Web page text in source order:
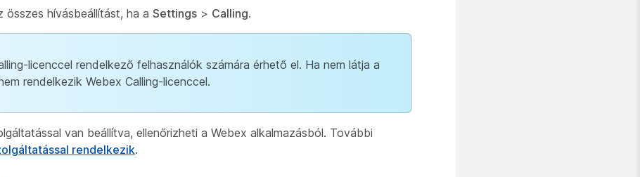
hívásbeállítást, ha a Settings > Calling.
licenccel rendelkező felhasználók számára érhető el. Ha nem látja a
rendelkezik Webex Calling-licenccel.
van beállítva, ellenőrizheti a Webex alkalmazásból. További
rendelkezik.